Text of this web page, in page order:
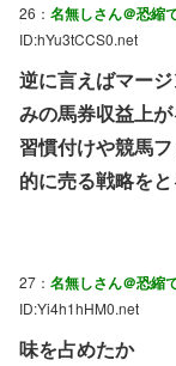
26： 名無しさん＠恐縮
ID:hYu3tCCS0.net
逆に言えばマー
みの馬券収益上
習慣付けや競馬
的に売る戦略を
27： 名無しさん＠恐縮
ID:Yi4h1hHM0.net
味を占めたか